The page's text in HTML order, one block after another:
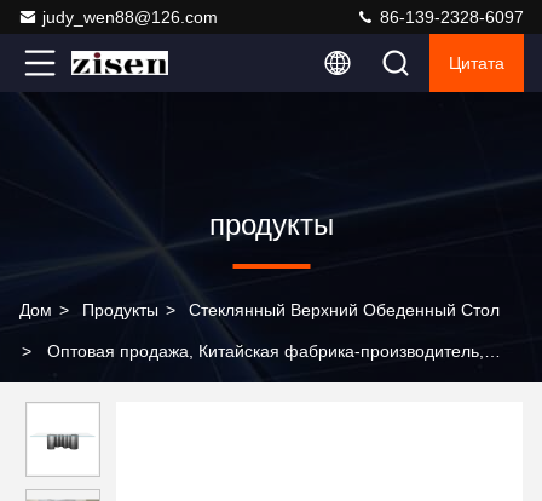
judy_wen88@126.com 86-139-2328-6097
Цитата
продукты
Дом > Продукты > Стеклянный Верхний Обеденный Стол
> Оптовая продажа, Китайская фабрика-производитель,
стол со стеклянной столешницей, подходящий для
ресторанов и гостиных